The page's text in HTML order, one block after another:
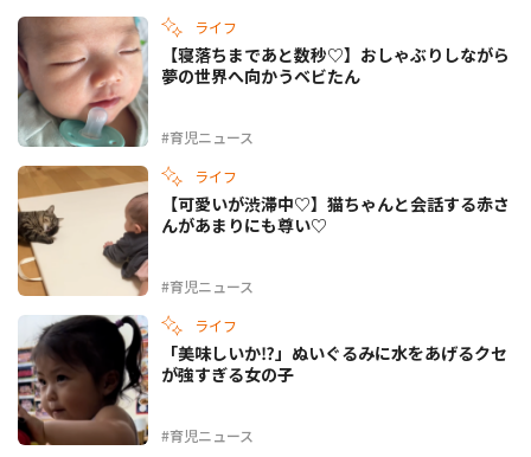
ライフ
#育児ニュース
【寝落ちまであと数秒♡】おしゃぶりしながら
夢の世界へ向かうベビたん
ライフ
#育児ニュース
【可愛いが渋滞中♡】猫ちゃんと会話する赤さ
んがあまりにも尊い♡
ライフ
#育児ニュース
「美味しいか⁉」ぬいぐるみに水をあげるクセ
が強すぎる女の子